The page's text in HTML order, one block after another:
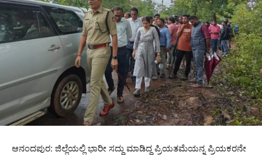
ಆನಂದಪುರ: ಜಿಲ್ಲೆಯಲ್ಲಿ ಭಾರೀ ಸದ್ದು ಮಾಡಿದ್ದ ಪ್ರಿಯತಮೆಯನ್ನ ಪ್ರಿಯಕರನೇ